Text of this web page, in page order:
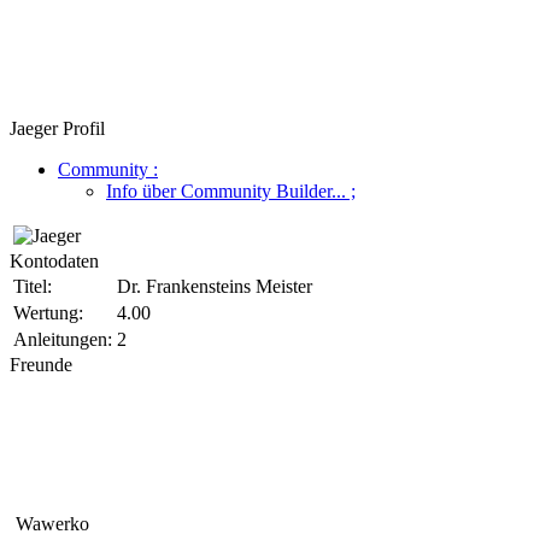
Jaeger Profil
Community :
Info über Community Builder... ;
Kontodaten
Titel:
Dr. Frankensteins Meister
Wertung:
4.00
Anleitungen: 2
Freunde
Wawerko